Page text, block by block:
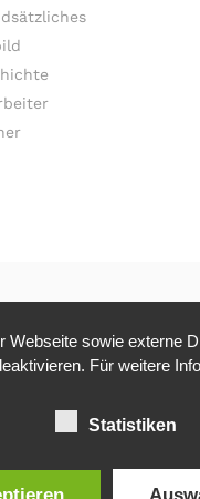
sowie externe
Für weitere
Statistiken